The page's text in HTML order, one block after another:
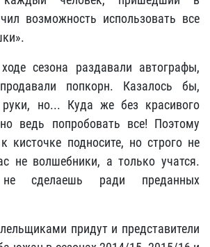
возможность использовать все
.
сезона раздавали автографы,
попкорн. Казалось бы,
но... Куда же без красивого
ведь попробовать все! Поэтому
кисточке подносите, но строго не
не волшебники, а только учатся.
сделаешь ради преданных
придут и представители